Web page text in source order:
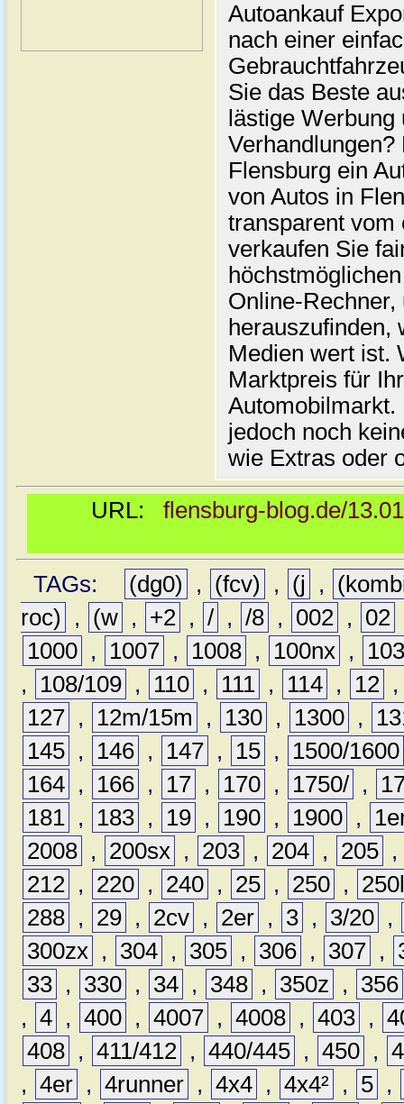
Autoankauf
nach einer
Sie das Beste
lästige
Flensburg ein
von Autos in
transparent vom
verkaufen Sie
Online-
herauszufinden,
Medien wert ist.
Marktpreis für
jedoch noch
wie Extras oder
URL: flensburg-blog.de/
TAGs: (dg0) , (fcv) , (j ,
roc)
, (w , +2 , / , /8 , 002 , 02
1000 , 1007 , 1008 , 100nx ,
,
108/109 , 110 , 111 , 114 , 12
127 , 12m/15m , 130 , 1300 ,
145 , 146 , 147 , 15 ,
1500/1600
164 , 166 , 17 , 170 , 1750/ ,
181 , 183 , 19 , 190 , 1900 ,
2008 , 200sx , 203 , 204 , 205 ,
212 , 220 , 240 , 25 , 250 ,
288 , 29 , 2cv , 2er , 3 , 3/20 ,
300zx , 304 , 305 , 306 , 307 ,
33 , 330 , 34 , 348 , 350z ,
356
, 4 , 400 , 4007 , 4008 , 403 ,
408 , 411/412 , 440/445 , 450 ,
, 4er , 4runner , 4x4 , 4x4² , 5 ,